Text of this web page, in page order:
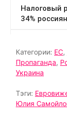
Категории: ЕС,
Пропаганда,
Украина
Тэги:
Юлия